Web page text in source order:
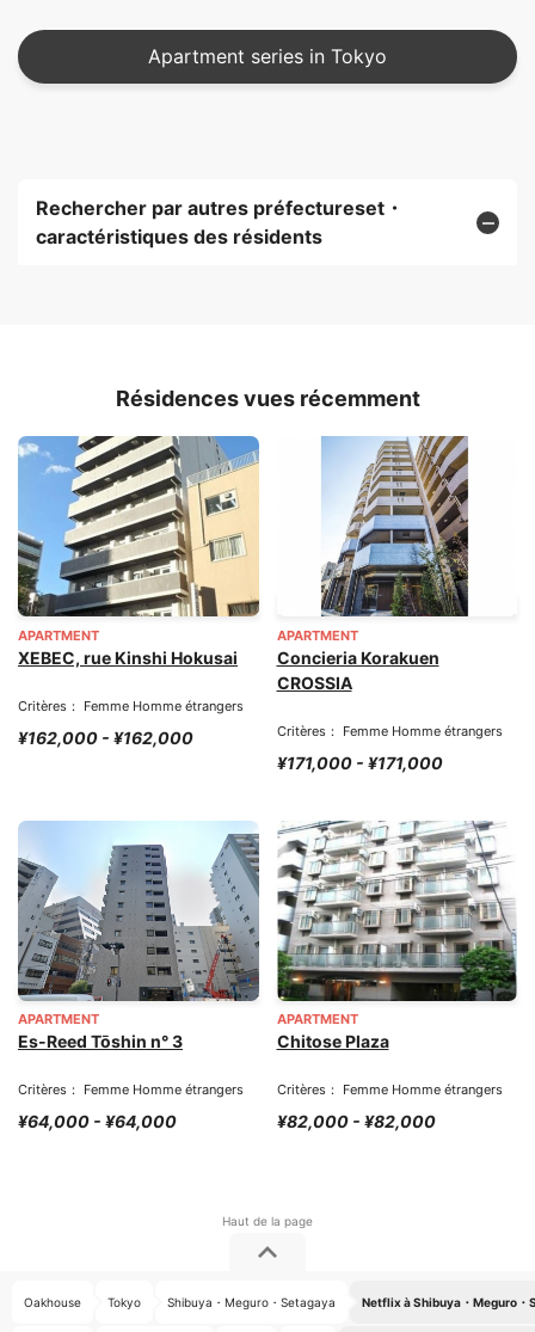
Apartment series in Tokyo
Rechercher par autres préfectureset・
caractéristiques des résidents
Résidences vues récemment
APARTMENT
XEBEC, rue Kinshi Hokusai
Critères： Femme Homme étrangers
¥162,000 - ¥162,000
APARTMENT
Concieria Korakuen
CROSSIA
Critères： Femme Homme étrangers
¥171,000 - ¥171,000
APARTMENT
Es-Reed Tōshin n° 3
Critères： Femme Homme étrangers
¥64,000 - ¥64,000
APARTMENT
Chitose Plaza
Critères： Femme Homme étrangers
¥82,000 - ¥82,000
Oakhouse Tokyo Shibuya・Meguro・Setagaya Netflix à Shibuya・Meguro・